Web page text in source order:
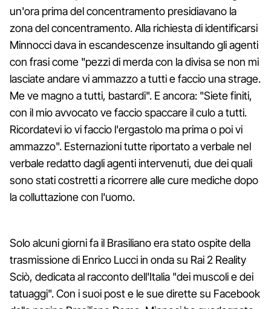
un'ora prima del concentramento presidiavano la
zona del concentramento. Alla richiesta di identificarsi
Minnocci dava in escandescenze insultando gli agenti
con frasi come "pezzi di merda con la divisa se non mi
lasciate andare vi ammazzo a tutti e faccio una strage.
Me ve magno a tutti, bastardi". E ancora: "Siete finiti,
con il mio avvocato ve faccio spaccare il culo a tutti.
Ricordatevi io vi faccio l'ergastolo ma prima o poi vi
ammazzo". Esternazioni tutte riportato a verbale nel
verbale redatto dagli agenti intervenuti, due dei quali
sono stati costretti a ricorrere alle cure mediche dopo
la colluttazione con l'uomo.
Solo alcuni giorni fa il Brasiliano era stato ospite della
trasmissione di Enrico Lucci in onda su Rai 2 Reality
Sciò, dedicata al racconto dell'Italia "dei muscoli e dei
tatuaggi". Con i suoi post e le sue dirette su Facebook